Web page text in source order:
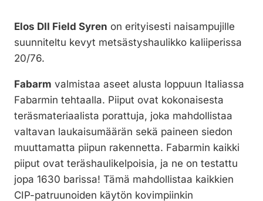
Elos DII Field Syren on erityisesti naisampujille
suunniteltu kevyt metsästyshaulikko kaliiperissa
20/76.
Fabarm valmistaa aseet alusta loppuun Italiassa
Fabarmin tehtaalla. Piiput ovat kokonaisesta
teräsmateriaalista porattuja, joka mahdollistaa
valtavan laukaisumäärän sekä paineen siedon
muuttamatta piipun rakennetta. Fabarmin kaikki
piiput ovat teräshaulikelpoisia, ja ne on testattu
jopa 1630 barissa! Tämä mahdollistaa kaikkien
CIP-patruunoiden käytön kovimpiinkin